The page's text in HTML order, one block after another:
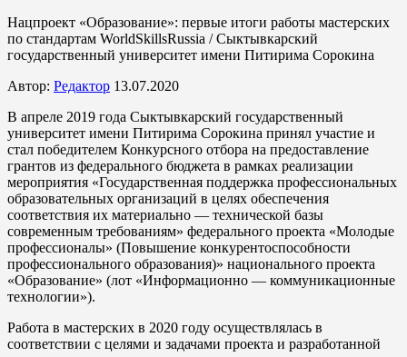
Нацпроект «Образование»: первые итоги работы мастерских
по стандартам WorldSkillsRussia / Сыктывкарский
государственный университет имени Питирима Сорокина
Автор: Редактор 13.07.2020
В апреле 2019 года Сыктывкарский государственный
университет имени Питирима Сорокина принял участие и
стал победителем Конкурсного отбора на предоставление
грантов из федерального бюджета в рамках реализации
мероприятия «Государственная поддержка профессиональных
образовательных организаций в целях обеспечения
соответствия их материально — технической базы
современным требованиям» федерального проекта «Молодые
профессионалы» (Повышение конкурентоспособности
профессионального образования)» национального проекта
«Образование» (лот «Информационно — коммуникационные
технологии»).
Работа в мастерских в 2020 году осуществлялась в
соответствии с целями и задачами проекта и разработанной